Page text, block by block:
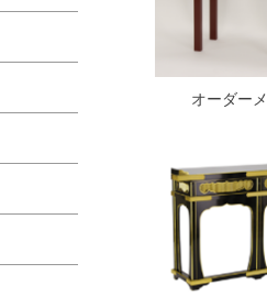
オーダー